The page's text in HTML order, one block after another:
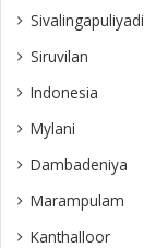
Sivalingapuliyadi
Siruvilan
Indonesia
Mylani
Dambadeniya
Marampulam
Kanthalloor